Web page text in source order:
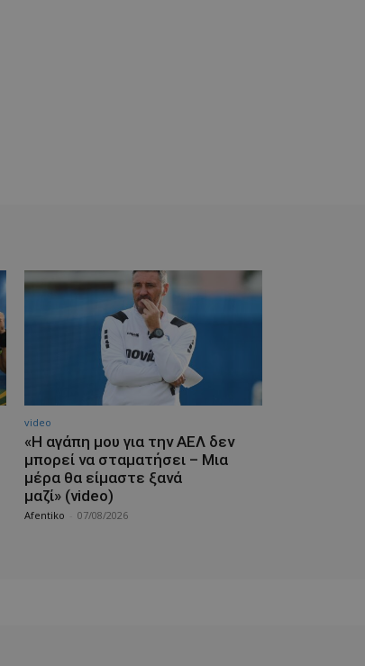
video
«Η αγάπη μου για την ΑΕΛ δεν
μπορεί να σταματήσει – Μια
μέρα θα είμαστε ξανά
μαζί» (video)
Afentiko 07/08/2026